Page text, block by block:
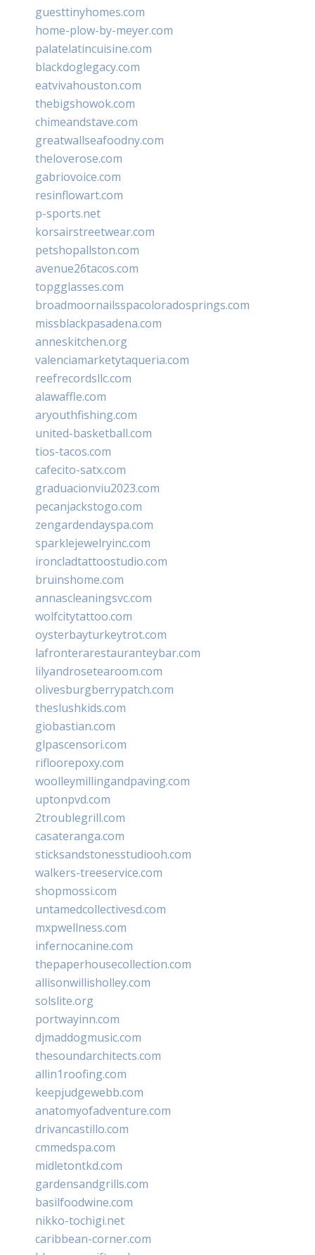
guesttinyhomes.com
home-plow-by-meyer.com
palatelatincuisine.com
blackdoglegacy.com
eatvivahouston.com
thebigshowok.com
chimeandstave.com
greatwallseafoodny.com
theloverose.com
gabriovoice.com
resinflowart.com
p-sports.net
korsairstreetwear.com
petshopallston.com
avenue26tacos.com
topgglasses.com
broadmoornailsspacoloradosprings.com
missblackpasadena.com
anneskitchen.org
valenciamarketytaqueria.com
reefrecordsllc.com
alawaffle.com
aryouthfishing.com
united-basketball.com
tios-tacos.com
cafecito-satx.com
graduacionviu2023.com
pecanjackstogo.com
zengardendayspa.com
sparklejewelryinc.com
ironcladtattoostudio.com
bruinshome.com
annascleaningsvc.com
wolfcitytattoo.com
oysterbayturkeytrot.com
lafronterarestauranteybar.com
lilyandrosetearoom.com
olivesburgberrypatch.com
theslushkids.com
giobastian.com
glpascensori.com
rifloorepoxy.com
woolleymillingandpaving.com
uptonpvd.com
2troublegrill.com
casateranga.com
sticksandstonesstudiooh.com
walkers-treeservice.com
shopmossi.com
untamedcollectivesd.com
mxpwellness.com
infernocanine.com
thepaperhousecollection.com
allisonwillisholley.com
solslite.org
portwayinn.com
djmaddogmusic.com
thesoundarchitects.com
allin1roofing.com
keepjudgewebb.com
anatomyofadventure.com
drivancastillo.com
cmmedspa.com
midletontkd.com
gardensandgrills.com
basilfoodwine.com
nikko-tochigi.net
caribbean-corner.com